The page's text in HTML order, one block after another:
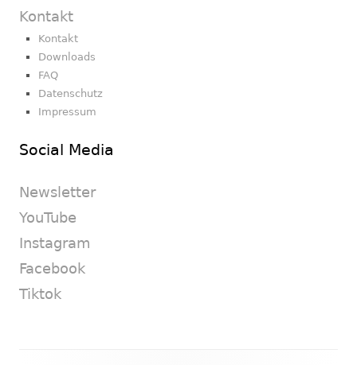
Kontakt
Kontakt
Downloads
FAQ
Datenschutz
Impressum
Social Media
Newsletter
YouTube
Instagram
Facebook
Tiktok